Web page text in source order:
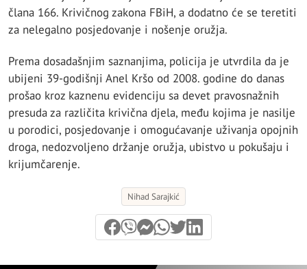
člana 166. Krivičnog zakona FBiH, a dodatno će se teretiti
za nelegalno posjedovanje i nošenje oružja.
Prema dosadašnjim saznanjima, policija je utvrdila da je
ubijeni 39-godišnji Anel Kršo od 2008. godine do danas
prošao kroz kaznenu evidenciju sa devet pravosnažnih
presuda za različita krivična djela, među kojima je nasilje
u porodici, posjedovanje i omogućavanje uživanja opojnih
droga, nedozvoljeno držanje oružja, ubistvo u pokušaju i
krijumčarenje.
Nihad Sarajkić